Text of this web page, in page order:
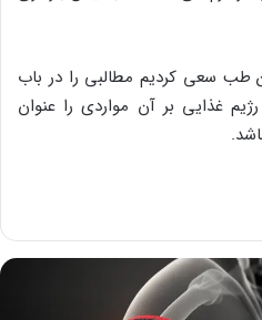
طب سعی کردیم مطالبی را در باب
غذایی بر آن مواردی را عنوان